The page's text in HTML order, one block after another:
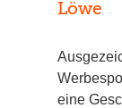
Löwe
eine